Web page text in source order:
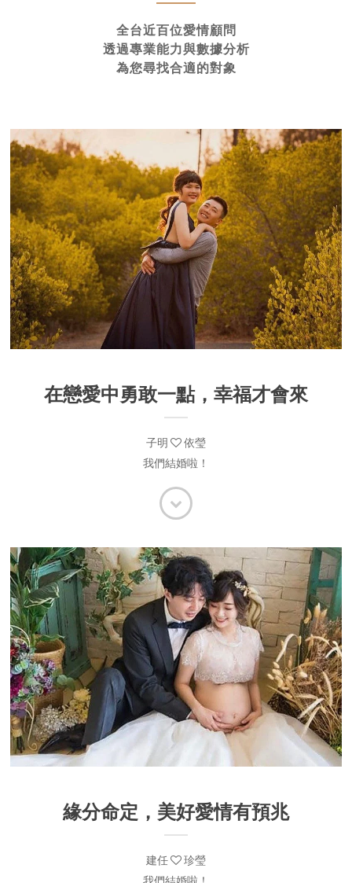
全台近百位愛情顧問
透過專業能力與數據分析
為您尋找合適的對象
在戀愛中勇敢一點，幸福才會來
子明
依瑩
我們結婚啦！
緣分命定，美好愛情有預兆
建任
珍瑩